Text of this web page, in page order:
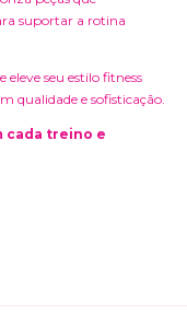
suportar a rotina
e eleve seu estilo fitness
qualidade e sofisticação.
cada treino e